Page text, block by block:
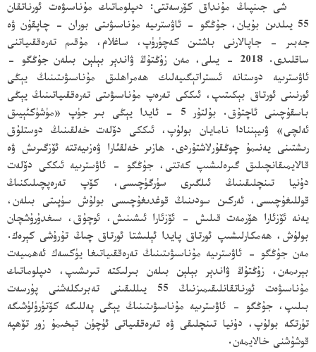
شى جىنپىڭ مۇنداق كۆرسەتتى: دىپلوماتىك مۇناسىۋەت ئورناتقان
55 يىلدىن بۇيان، جۇڭگو - ئاۋسترىيە مۇناسىۋىتى بوران - چاپقۇن ۋە
جەبىر - جاپالارنى باشتىن كەچۈرۈپ، ساغلام، مۇقىم تەرەققىياتنى
ساقلىدى. 2018 - يىلى، مەن زۇڭتۇڭ ۋاندېر بېلېن بىلەن جۇڭگو -
ئاۋسترىيە دوستانە ئىستراتېگىيەلىك ھەمراھلىق مۇناسىۋىتىنىڭ يېڭى
ئورنىنى ئورتاق بېكىتىپ، ئىككى تەرەپ مۇناسىۋىتى تەرەققىياتىنىڭ يېڭى
باسقۇچىنى ئاچتۇق. بۇلتۇر 5 - ئايدا يېڭى بىر جۈپ «مۈشۈكئېيىق
ئەلچى» ۋىيېننادا نامايان بولۇپ، ئىككى دۆلەت خەلقىنىڭ دوستلۇق
رىشتىنى يەنىمۇ چوڭقۇرلاشتۇردى. ھازىر خەلقئارا ۋەزىيەتتە ئۆزگىرىش ۋە
قالايمىقانچىلىق گىرەلىشىپ كەتتى، جۇڭگو - ئاۋسترىيە ئىككى دۆلەت
دۇنيا تىنچلىقىنىڭ ئىلگىرى سۈرگۈچىسى، كۆپ تەرەپچىلىكنىڭ
قوللىغۇچىسى، ئەركىن سودىنىڭ قوغدىغۇچىسى بولۇش سۈپىتى بىلەن،
يەنە ئۆزئارا ھۆرمەت قىلىش - ئۆزئارا ئىشىنىش، ئوچۇق، سىغدۇرۇشچان
بولۇش، ھەمكارلىشىپ ئورتاق پايدا ئېلىشتا ئورتاق چىڭ تۇرۇشى كېرەك.
مەن جۇڭگو - ئاۋسترىيە مۇناسىۋىتىنىڭ تەرەققىياتىغا يۈكسەك ئەھمىيەت
بېرىمەن، زۇڭتۇڭ ۋاندېر بېلېن بىلەن بىرلىكتە تىرىشىپ، دىپلوماتىك
مۇناسىۋەت ئورناتقانلىقىمىزنىڭ 55 يىللىقىنى تەبرىكلەشنى پۇرسەت
بىلىپ، جۇڭگو - ئاۋسترىيە مۇناسىۋىتىنىڭ يېڭى پەللىگە كۆتۈرۈلۈشىگە
تۈرتكە بولۇپ، دۇنيا تىنچلىقى ۋە تەرەققىياتى ئۈچۈن تېخىمۇ زور تۆھپە
قوشۇشنى خالايمەن.